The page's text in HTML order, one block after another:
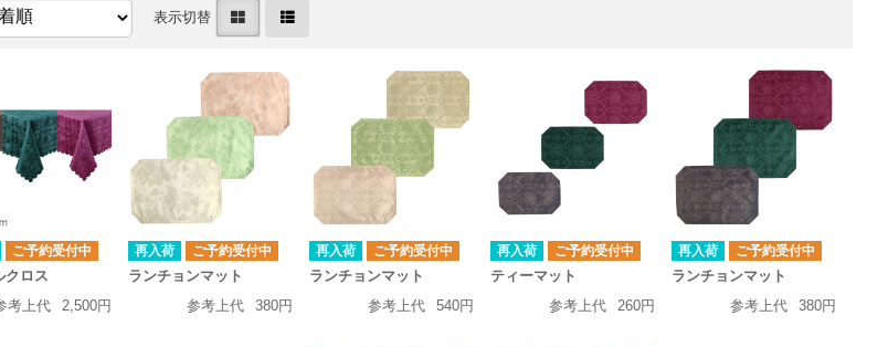
表示切替
ご予約受付中
クロス
考上代
2,500円
再入荷 ご予約受付中
ランチョンマット
参考上代
380円
再入荷 ご予約受付中
ランチョンマット
参考上代
540円
再入荷 ご予約受付中
ティーマット
参考上代
260円
再入荷 ご予約受付中
ランチョンマット
参考上代
380円